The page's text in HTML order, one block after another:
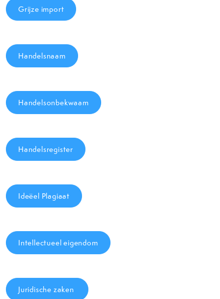
Grijze import
Handelsnaam
Handelsonbekwaam
Handelsregister
Ideëel Plagiaat
Intellectueel eigendom
Juridische zaken